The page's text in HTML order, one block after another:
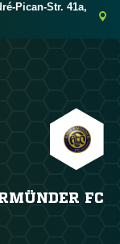
Pican-Str. 41a,
FC